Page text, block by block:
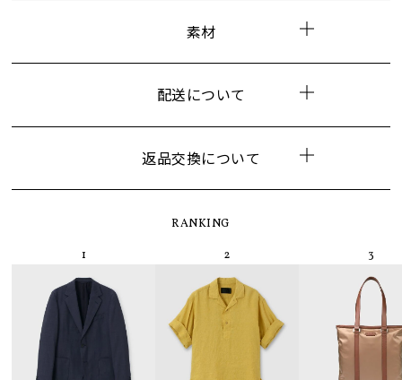
素材
配送について
返品交換について
RANKING